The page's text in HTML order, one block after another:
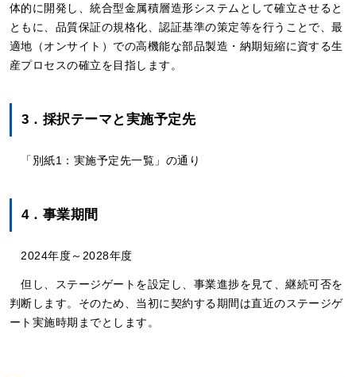
体的に開発し、統合型金属積層造形システムとして確立させると
ともに、品質保証の規格化、認証基準の策定等を行うことで、最
適地（オンサイト）での高機能な部品製造・納期短縮に資する生
産プロセスの確立を目指します。
3．採択テーマと実施予定先
「別紙1：実施予定先一覧」の通り
4．事業期間
2024年度～2028年度
但し、ステージゲートを設定し、事業進捗を見て、継続可否を
判断します。そのため、当初に契約する期間は直近のステージゲ
ート実施時期までとします。